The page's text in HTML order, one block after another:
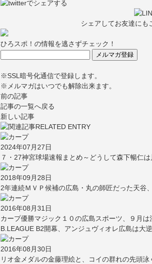
シェアしてお友達にも
ひろスポ！の情報を逃さずチェック！
※SSL暗号化通信で登録します。
※メルマガはいつでも解除出来ます。
前の記事
記事の一覧へ戻る
新しい記事
2024年07月27日
７・27神宮球場速報まとめ～どうして森下暢仁
2018年09月28日
2年連続ＭＶＰ候補の広島・丸の師匠だった天谷
2016年08月31日
カープ優勝マジック１０の広島スポーツ、９月
B.LEAGUE B2開幕、アンジュヴィオレ広島は大
2016年08月30日
リオ金メダルの金藤理絵と、コイの群れの先頭